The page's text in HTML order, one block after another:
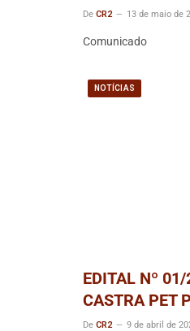
De CR2 13 de maio de
Comunicado
NOTÍCIAS
EDITAL Nº
CASTRA PET
De CR2 9 de abril de